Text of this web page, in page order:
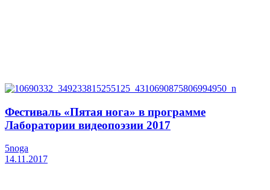
Фестиваль «Пятая нога» в программе
Лаборатории видеопоэзии 2017
5noga
14.11.2017